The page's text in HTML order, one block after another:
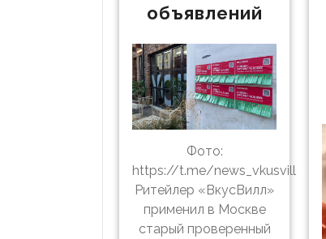
объявлений
Фото:
https://t.me/news_vkusvill
Ритейлер «ВкусВилл»
применил в Москве
старый проверенный